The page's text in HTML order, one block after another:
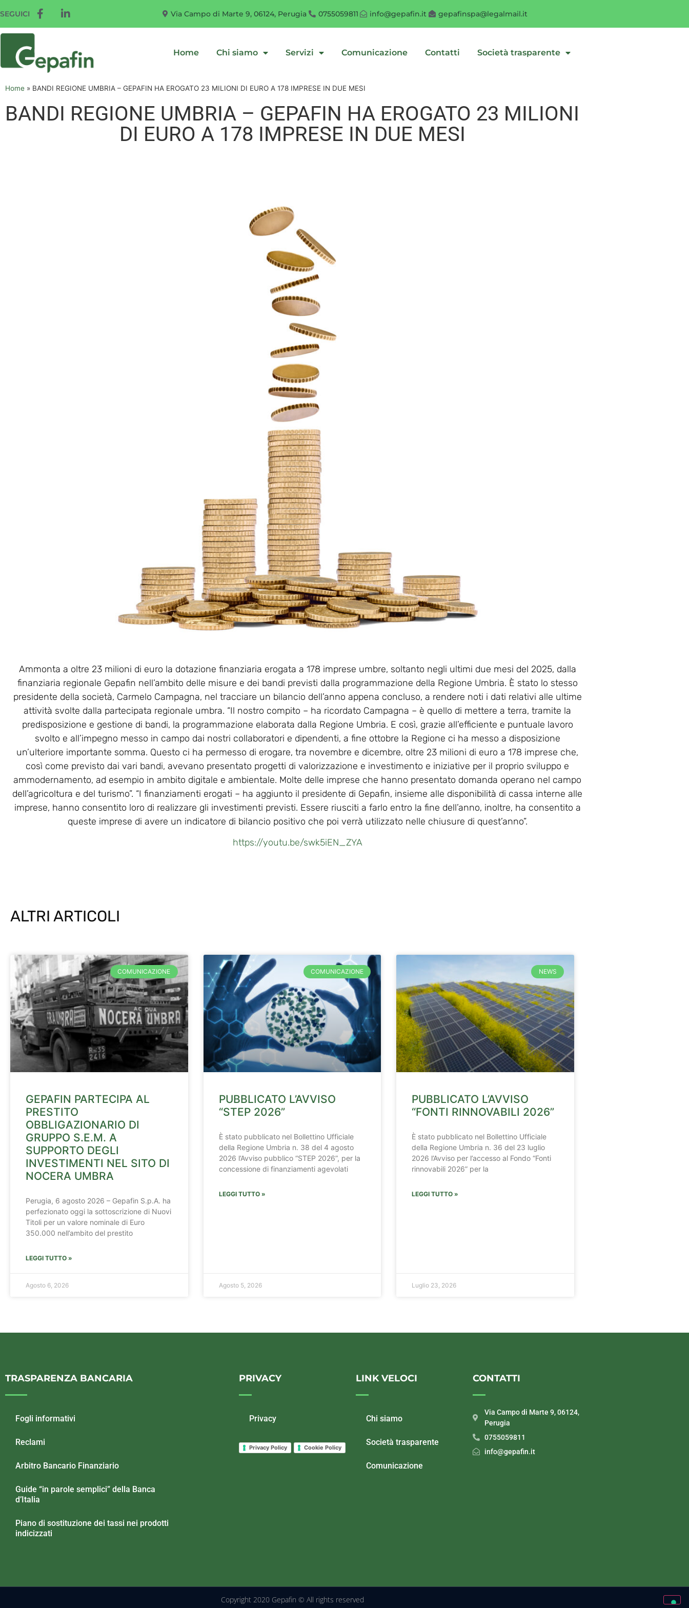
SEGUICI Via Campo di Marte 9, 06124, Perugia 0755059811 info@gepafin.it gepafinspa@legalmail.it
Home Chi siamo Servizi Comunicazione Contatti Società trasparente
Home » BANDI REGIONE UMBRIA – GEPAFIN HA EROGATO 23 MILIONI DI EURO A 178 IMPRESE IN DUE MESI
BANDI REGIONE UMBRIA – GEPAFIN HA EROGATO 23 MILIONI
DI EURO A 178 IMPRESE IN DUE MESI
Ammonta a oltre 23 milioni di euro la dotazione finanziaria erogata a 178 imprese umbre, soltanto negli ultimi due mesi del 2025, dalla
finanziaria regionale Gepafin nell’ambito delle misure e dei bandi previsti dalla programmazione della Regione Umbria. È stato lo stesso
presidente della società, Carmelo Campagna, nel tracciare un bilancio dell’anno appena concluso, a rendere noti i dati relativi alle ultime
attività svolte dalla partecipata regionale umbra. “Il nostro compito – ha ricordato Campagna – è quello di mettere a terra, tramite la
predisposizione e gestione di bandi, la programmazione elaborata dalla Regione Umbria. E così, grazie all’efficiente e puntuale lavoro
svolto e all’impegno messo in campo dai nostri collaboratori e dipendenti, a fine ottobre la Regione ci ha messo a disposizione
un’ulteriore importante somma. Questo ci ha permesso di erogare, tra novembre e dicembre, oltre 23 milioni di euro a 178 imprese che,
così come previsto dai vari bandi, avevano presentato progetti di valorizzazione e investimento e iniziative per il proprio sviluppo e
ammodernamento, ad esempio in ambito digitale e ambientale. Molte delle imprese che hanno presentato domanda operano nel campo
dell’agricoltura e del turismo”. “I finanziamenti erogati – ha aggiunto il presidente di Gepafin, insieme alle disponibilità di cassa interne alle
imprese, hanno consentito loro di realizzare gli investimenti previsti. Essere riusciti a farlo entro la fine dell’anno, inoltre, ha consentito a
queste imprese di avere un indicatore di bilancio positivo che poi verrà utilizzato nelle chiusure di quest’anno”.
https://youtu.be/swk5iEN_ZYA
ALTRI ARTICOLI
COMUNICAZIONE
GEPAFIN PARTECIPA AL
PRESTITO
OBBLIGAZIONARIO DI
GRUPPO S.E.M. A
SUPPORTO DEGLI
INVESTIMENTI NEL SITO DI
NOCERA UMBRA
Perugia, 6 agosto 2026 – Gepafin S.p.A. ha
perfezionato oggi la sottoscrizione di Nuovi
Titoli per un valore nominale di Euro
350.000 nell’ambito del prestito
LEGGI TUTTO »
Agosto 6, 2026
COMUNICAZIONE
PUBBLICATO L’AVVISO
“STEP 2026”
È stato pubblicato nel Bollettino Ufficiale
della Regione Umbria n. 38 del 4 agosto
2026 l’Avviso pubblico “STEP 2026”, per la
concessione di finanziamenti agevolati
LEGGI TUTTO »
Agosto 5, 2026
NEWS
PUBBLICATO L’AVVISO
“FONTI RINNOVABILI 2026”
È stato pubblicato nel Bollettino Ufficiale
della Regione Umbria n. 36 del 23 luglio
2026 l’Avviso per l’accesso al Fondo “Fonti
rinnovabili 2026” per la
LEGGI TUTTO »
Luglio 23, 2026
TRASPARENZA BANCARIA
Fogli informativi
Reclami
Arbitro Bancario Finanziario
Guide “in parole semplici” della Banca
d’Italia
Piano di sostituzione dei tassi nei prodotti
indicizzati
PRIVACY
Privacy
Privacy Policy Cookie Policy
LINK VELOCI
Chi siamo
Società trasparente
Comunicazione
CONTATTI
Via Campo di Marte 9, 06124,
Perugia
0755059811
info@gepafin.it
Copyright 2020 Gepafin © All rights reserved